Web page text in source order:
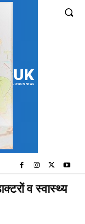
UK
LONDON NEWS
व स्वास्थ्य